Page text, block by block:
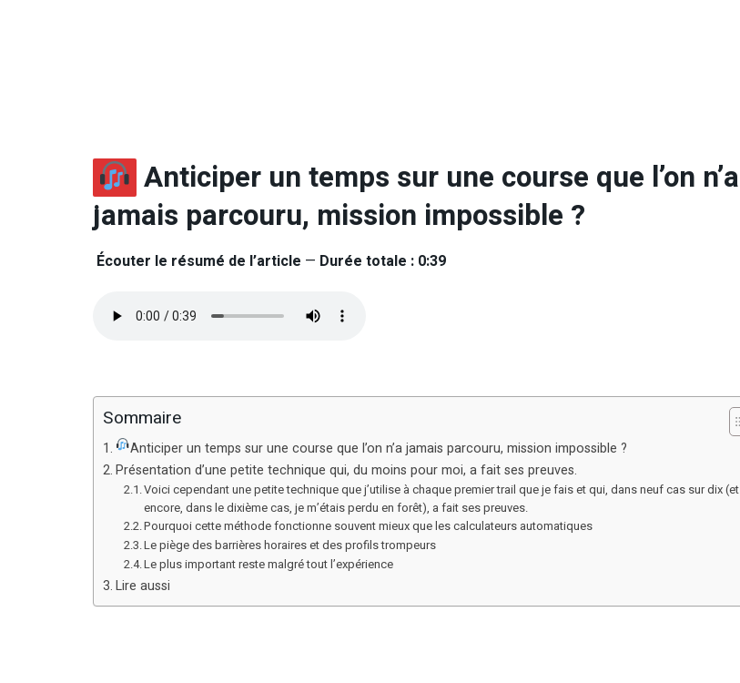
Anticiper un temps sur une course que l’on n’a
jamais parcouru, mission impossible ?
Écouter le résumé de l’article — Durée totale : 0:39
Sommaire
Anticiper un temps sur une course que l’on n’a jamais parcouru, mission impossible ?
Présentation d’une petite technique qui, du moins pour moi, a fait ses preuves.
Voici cependant une petite technique que j’utilise à chaque premier trail que je fais et qui, dans neuf cas sur dix (et
encore, dans le dixième cas, je m’étais perdu en forêt), a fait ses preuves.
Pourquoi cette méthode fonctionne souvent mieux que les calculateurs automatiques
Le piège des barrières horaires et des profils trompeurs
Le plus important reste malgré tout l’expérience
Lire aussi